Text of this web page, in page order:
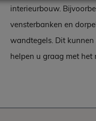
interieurbouw.
vensterbanken en
wandtegels. Dit
helpen u graag met het